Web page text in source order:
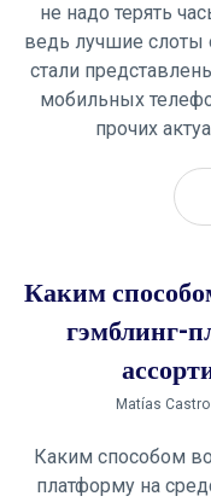
не надо терять
ведь лучшие слоты
стали
мобильных
прочих
Каким
гэмблинг-
by
Matías Castro
Каким способом
платформу на